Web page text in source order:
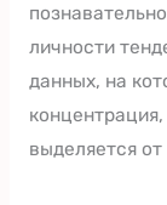
личности
данных, на
выделяется